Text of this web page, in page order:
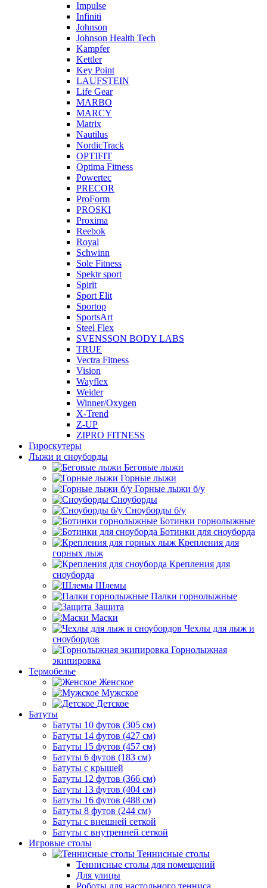
Impulse
Infiniti
Johnson
Johnson Health Tech
Kampfer
Kettler
Key Point
LAUFSTEIN
Life Gear
MARBO
MARCY
Matrix
Nautilus
NordicTrack
OPTIFIT
Optima Fitness
Powertec
PRECOR
ProForm
PROSKI
Proxima
Reebok
Royal
Schwinn
Sole Fitness
Spektr sport
Spirit
Sport Elit
Sportop
SportsArt
Steel Flex
SVENSSON BODY LABS
TRUE
Vectra Fitness
Vision
Wayflex
Weider
Winner/Oxygen
X-Trend
Z-UP
ZIPRO FITNESS
Гироскутеры
Лыжи и сноуборды
Беговые лыжи
Горные лыжи
Горные лыжи б/у
Сноуборды
Сноуборды б/у
Ботинки горнолыжные
Ботинки для сноуборда
Крепления для
горных лыж
Крепления для
сноуборда
Шлемы
Палки горнолыжные
Защита
Маски
Чехлы для лыж и
сноубордов
Горнолыжная
экипировка
Термобелье
Женское
Мужское
Детское
Батуты
Батуты 10 футов (305 см)
Батуты 14 футов (427 см)
Батуты 15 футов (457 см)
Батуты 6 футов (183 см)
Батуты с крышей
Батуты 12 футов (366 см)
Батуты 13 футов (404 см)
Батуты 16 футов (488 см)
Батуты 8 футов (244 см)
Батуты с внешней сеткой
Батуты с внутренней сеткой
Игровые столы
Теннисные столы
Теннисные столы для помещений
Для улицы
Роботы для настольного тенниса